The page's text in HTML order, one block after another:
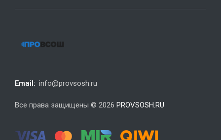
Email: info@provsosh.ru
Все права защищены © 2026 PROVSOSH.RU